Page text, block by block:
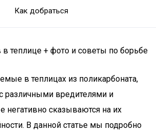
Как добраться
в теплице + фото и советы по борьбе
в теплицах из поликарбоната,
различными вредителями и
негативно сказываются на их
В данной статье мы подробно